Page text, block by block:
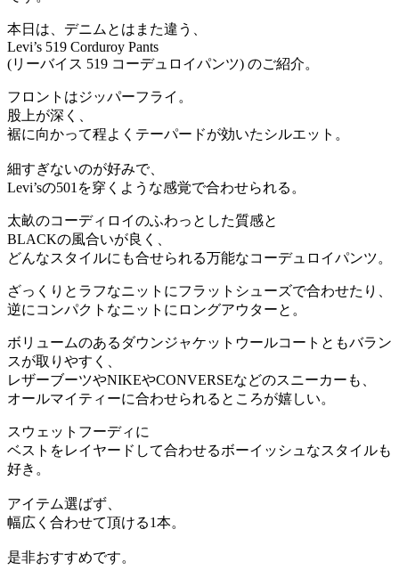
本日は、デニムとはまた違う、
Levi’s 519 Corduroy Pants
(リーバイス 519 コーデュロイパンツ) のご紹介。
フロントはジッパーフライ。
股上が深く、
裾に向かって程よくテーパードが効いたシルエット。
細すぎないのが好みで、
Levi’sの501を穿くような感覚で合わせられる。
太畝のコーディロイのふわっとした質感と
BLACKの風合いが良く、
どんなスタイルにも合せられる万能なコーデュロイパンツ。
ざっくりとラフなニットにフラットシューズで合わせたり、
逆にコンパクトなニットにロングアウターと。
ボリュームのあるダウンジャケットウールコートともバラン
スが取りやすく、
レザーブーツやNIKEやCONVERSEなどのスニーカーも、
オールマイティーに合わせられるところが嬉しい。
スウェットフーディに
ベストをレイヤードして合わせるボーイッシュなスタイルも
好き。
アイテム選ばず、
幅広く合わせて頂ける1本。
是非おすすめです。